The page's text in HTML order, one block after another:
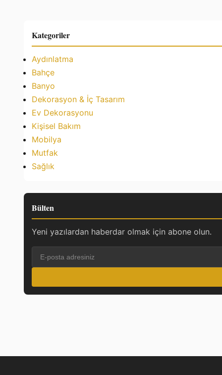
Kategoriler
Aydınlatma
Bahçe
Banyo
Dekorasyon & İç Tasarım
Ev Dekorasyonu
Kişisel Bakım
Mobilya
Mutfak
Sağlık
Bülten
Yeni yazılardan haberdar olmak için abone olun.